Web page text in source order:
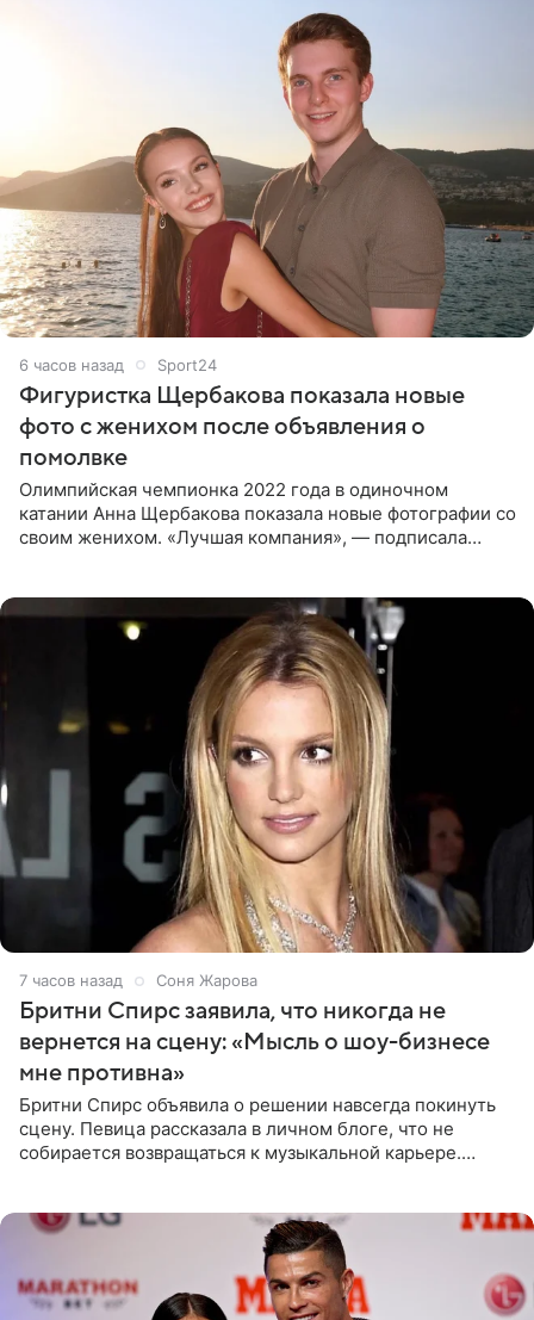
6 часов назад Sport24
Фигуристка Щербакова показала новые
фото с женихом после объявления о
помолвке
Олимпийская чемпионка 2022 года в одиночном
катании Анна Щербакова показала новые фотографии со
своим женихом. «Лучшая компания», — подписала
7 часов назад Соня Жарова
Бритни Спирс заявила, что никогда не
вернется на сцену: «Мысль о шоу-бизнесе
мне противна»
Бритни Спирс объявила о решении навсегда покинуть
сцену. Певица рассказала в личном блоге, что не
собирается возвращаться к музыкальной карьере.